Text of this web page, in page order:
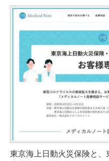
東京海上日動火災保険と